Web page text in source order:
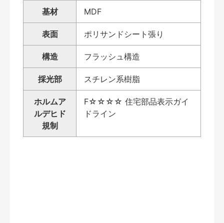
基材 MDF
表面 ポリサンドシート張り
構造 フラッシュ構造
採光部 スチレン系樹脂
ホルムア
ルデヒド
規制
F☆☆☆☆ 住宅部品表示ガイ
ドライン